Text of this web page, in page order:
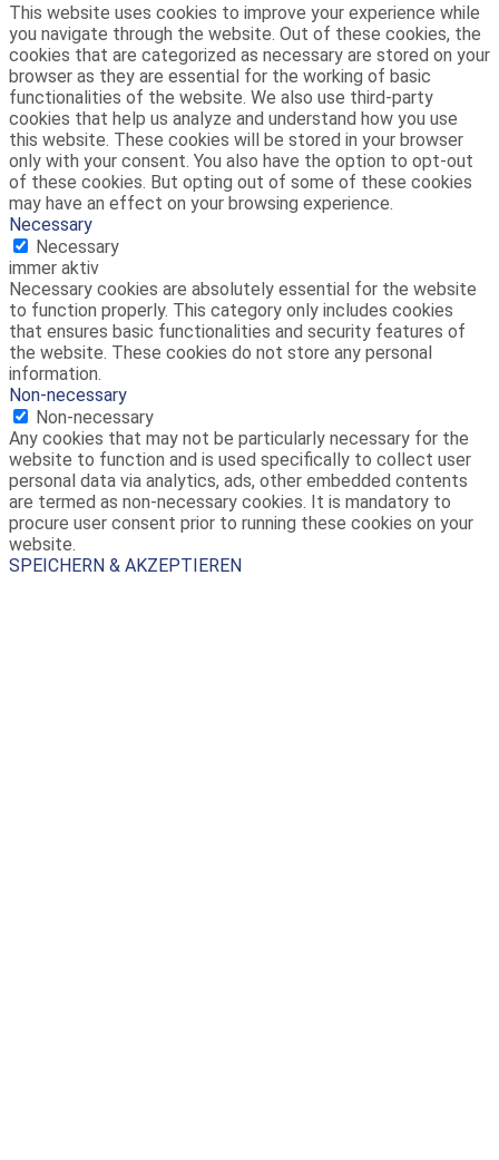
This website uses cookies to improve your experience while
you navigate through the website. Out of these cookies, the
cookies that are categorized as necessary are stored on your
browser as they are essential for the working of basic
functionalities of the website. We also use third-party
cookies that help us analyze and understand how you use
this website. These cookies will be stored in your browser
only with your consent. You also have the option to opt-out
of these cookies. But opting out of some of these cookies
may have an effect on your browsing experience.
Necessary
Necessary
immer aktiv
Necessary cookies are absolutely essential for the website
to function properly. This category only includes cookies
that ensures basic functionalities and security features of
the website. These cookies do not store any personal
information.
Non-necessary
Non-necessary
Any cookies that may not be particularly necessary for the
website to function and is used specifically to collect user
personal data via analytics, ads, other embedded contents
are termed as non-necessary cookies. It is mandatory to
procure user consent prior to running these cookies on your
website.
SPEICHERN & AKZEPTIEREN